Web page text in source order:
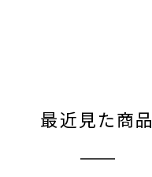
最近見た商品